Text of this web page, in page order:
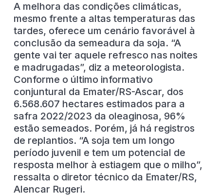
A melhora das condições climáticas,
mesmo frente a altas temperaturas das
tardes, oferece um cenário favorável à
conclusão da semeadura da soja. “A
gente vai ter aquele refresco nas noites
e madrugadas”, diz a meteorologista.
Conforme o último informativo
conjuntural da Emater/RS-Ascar, dos
6.568.607 hectares estimados para a
safra 2022/2023 da oleaginosa, 96%
estão semeados. Porém, já há registros
de replantios. “A soja tem um longo
período juvenil e tem um potencial de
resposta melhor à estiagem que o milho”,
ressalta o diretor técnico da Emater/RS,
Alencar Rugeri.